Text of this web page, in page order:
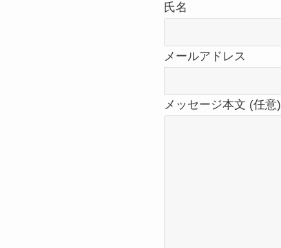
氏名
メールアドレス
メッセージ本文 (任意)